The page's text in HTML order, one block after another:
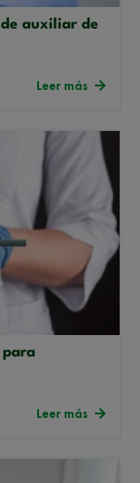
auxiliar de
Leer más
para
Leer más